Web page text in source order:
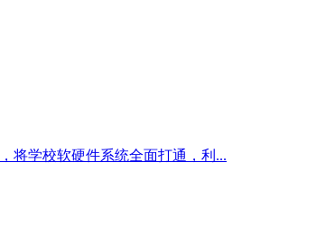
将学校软硬件系统全面打通，利...